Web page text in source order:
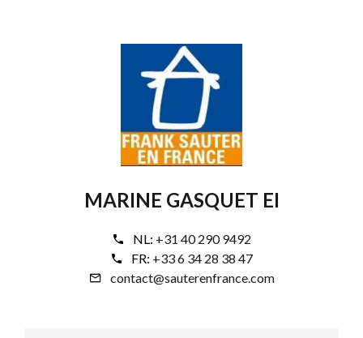
MARINE GASQUET EI
NL: +31 40 290 9492
FR: +33 6 34 28 38 47
contact@sauterenfrance.com